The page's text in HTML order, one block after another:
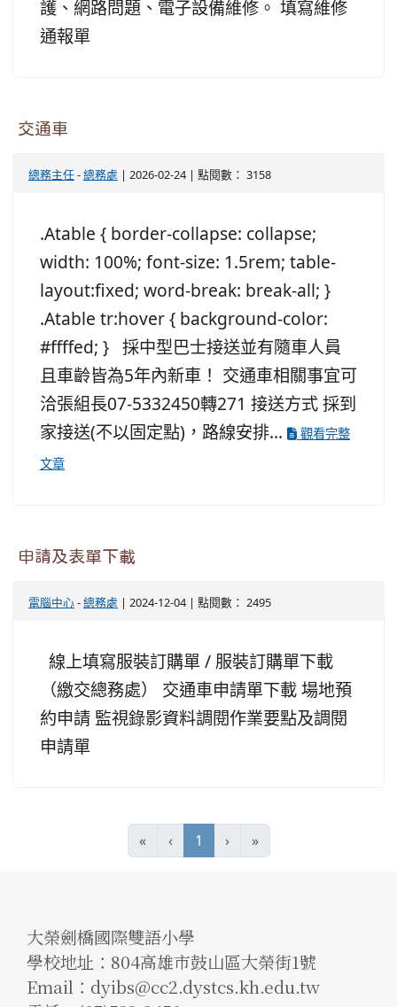
護、網路問題、電子設備維修。 填寫維修
通報單
交通車
總務主任-總務處 | 2026-02-24 | 點閱數： 3158
.Atable { border-collapse: collapse;
width: 100%; font-size: 1.5rem; table-
layout:fixed; word-break: break-all; }
.Atable tr:hover { background-color:
#ffffed; } 採中型巴士接送並有隨車人員
且車齡皆為5年內新車！ 交通車相關事宜可
洽張組長07-5332450轉271 接送方式 採到
家接送(不以固定點)，路線安排...
觀看完整
文章
申請及表單下載
電腦中心-總務處 | 2024-12-04 | 點閱數： 2495
線上填寫服裝訂購單 / 服裝訂購單下載
（繳交總務處） 交通車申請單下載 場地預
約申請 監視錄影資料調閱作業要點及調閱
申請單
« ‹ 1 (current)
› »
大榮劍橋國際雙語小學
學校地址：804高雄市鼓山區大榮街1號
Email：dyibs@cc2.dystcs.kh.edu.tw